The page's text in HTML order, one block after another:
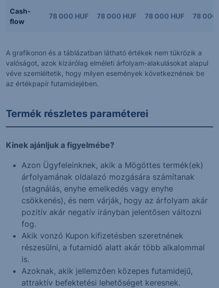
Cash-
flow
78 000 HUF 78 000 HUF 78 000 HUF 78 000
A grafikonon és a táblázatban látható értékek nem tükrözik a
valóságot, azok kizárólag elméleti árfolyam-alakulásokat alapul
véve szemléltetik, hogy milyen események következnének be
az értékpapír futamidejében.
Termék részletes paraméterei
Kinek ajánljuk a figyelmébe?
Azon Ügyfeleinknek, akik a Mögöttes termék(ek)
árfolyamának oldalazó mozgására számítanak
(stagnálás, enyhe emelkedés vagy enyhe
csökkenés), és nem várják, hogy az árfolyam akár
pozitív akár negatív irányban jelentősen változni
fog.
Akik vonzó Kupon kifizetésben szeretnének
részesülni, a futamidő alatt akár több alkalommal
is.
Azoknak, akik jellemzően közepes futamidejű,
attraktív befektetési lehetőséget keresnek.